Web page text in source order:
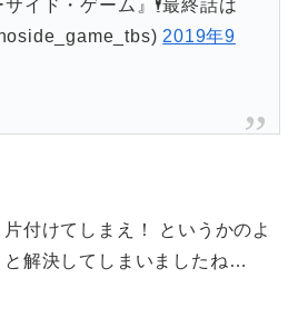
イド・ゲーム』🕴最終話は
2019年9
付けてしまえ！ というかのよ
と解決してしまいましたね…